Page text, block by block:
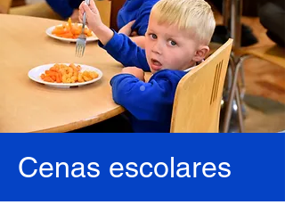
Cenas escolares